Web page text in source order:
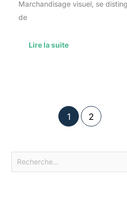
Marchandisage visuel, se
de
Lire la suite
1 2